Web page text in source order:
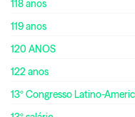
118 anos
119 anos
120 ANOS
122 anos
13º Congresso Latino-